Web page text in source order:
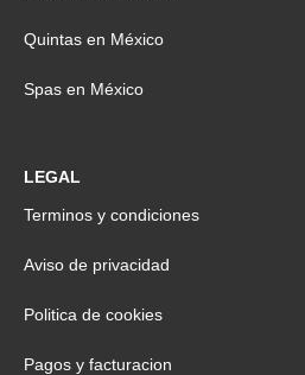
Quintas en México
Spas en México
LEGAL
Terminos y condiciones
Aviso de privacidad
Politica de cookies
Pagos y facturacion